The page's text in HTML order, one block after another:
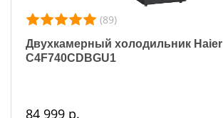
(89)
Двухкамерный холодильник Haier
C4F740CDBGU1
84 999 р.